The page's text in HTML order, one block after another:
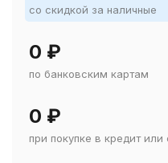
со скидкой за наличные
0 ₽
по банковским картам
0 ₽
при покупке в кредит или